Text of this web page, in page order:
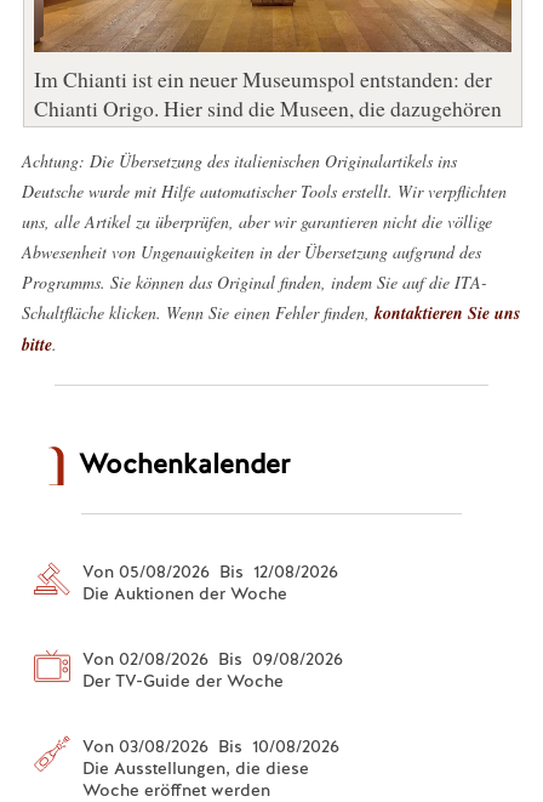
Im Chianti ist ein neuer Museumspol entstanden: der
Chianti Origo. Hier sind die Museen, die dazugehören
Achtung: Die Übersetzung des italienischen Originalartikels ins
Deutsche wurde mit Hilfe automatischer Tools erstellt. Wir verpflichten
uns, alle Artikel zu überprüfen, aber wir garantieren nicht die völlige
Abwesenheit von Ungenauigkeiten in der Übersetzung aufgrund des
Programms. Sie können das Original finden, indem Sie auf die ITA-
Schaltfläche klicken. Wenn Sie einen Fehler finden, kontaktieren Sie uns
bitte.
Wochenkalender
Von 05/08/2026 Bis 12/08/2026
Die Auktionen der Woche
Von 02/08/2026 Bis 09/08/2026
Der TV-Guide der Woche
Von 03/08/2026 Bis 10/08/2026
Die Ausstellungen, die diese
Woche eröffnet werden